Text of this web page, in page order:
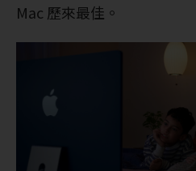
Mac 歷來最佳。